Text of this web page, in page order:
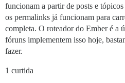
funcionam a partir de posts e
os permalinks já funcionam para
completa. O roteador do Ember é a
fóruns implementem isso hoje,
fazer.
1 curtida